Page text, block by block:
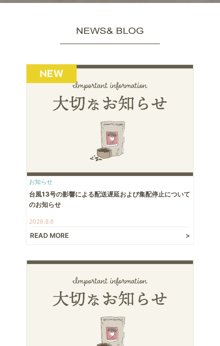
お知らせ
台風13号の影響による配送遅延および集配停止について
のお知らせ
2026.8.6
READ MORE